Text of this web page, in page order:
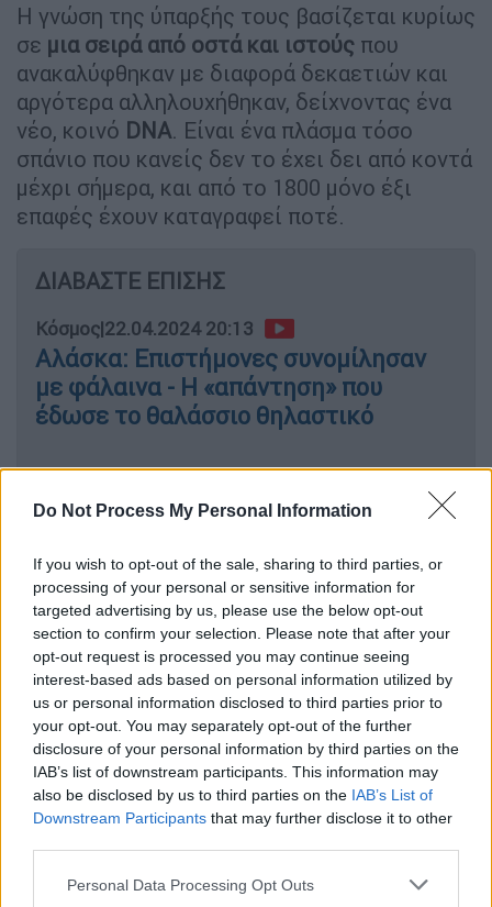
Do Not Process My Personal Information
If you wish to opt-out of the sale, sharing to third parties, or
processing of your personal or sensitive information for
targeted advertising by us, please use the below opt-out
section to confirm your selection. Please note that after your
opt-out request is processed you may continue seeing
interest-based ads based on personal information utilized by
us or personal information disclosed to third parties prior to
your opt-out. You may separately opt-out of the further
disclosure of your personal information by third parties on the
IAB’s list of downstream participants. This information may
also be disclosed by us to third parties on the IAB’s List of
Downstream Participants that may further disclose it to other
Please note that this website/app uses one or more Google
Personal Data Processing Opt Outs
Η γνώση της ύπαρξής τους βασίζεται κυρίως
σε μια σειρά από οστά και ιστούς που
ανακαλύφθηκαν με διαφορά δεκαετιών και
αργότερα αλληλουχήθηκαν, δείχνοντας ένα
νέο, κοινό DNA. Είναι ένα πλάσμα τόσο
σπάνιο που κανείς δεν το έχει δει από κοντά
μέχρι σήμερα, και από το 1800 μόνο έξι
επαφές έχουν καταγραφεί ποτέ.
ΔΙΑΒΑΣΤΕ ΕΠΙΣΗΣ
Κόσμος|22.04.2024 20:13
Αλάσκα: Επιστήμονες συνομίλησαν
με φάλαινα - Η «απάντηση» που
έδωσε το θαλάσσιο θηλαστικό
Τραγωδία στις ακτές της Σκωτίας:
στεριά και πέθαναν
Οι φάλαινες με τα «δόντια φτυαριού» (spade-
toothed) είναι ίσως οι πιο σπάνιες στον
κόσμο, χωρίς να έχουν καταγραφεί ποτέ
ζωντανές από τους επιστήμονες.
Αλλά οι επιστήμονες στη Νέα Ζηλανδία
πιστεύουν ότι ένα
ολόκληρο δείγμα
Otago. Πρόκειται για την περιβόητη λευκή